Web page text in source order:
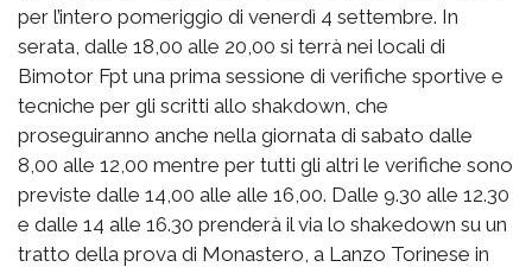
per l’intero pomeriggio di venerdì 4 settembre. In
serata, dalle 18,00 alle 20,00 si terrà nei locali di
Bimotor Fpt una prima sessione di verifiche sportive e
tecniche per gli scritti allo shakdown, che
proseguiranno anche nella giornata di sabato dalle
8,00 alle 12,00 mentre per tutti gli altri le verifiche sono
previste dalle 14,00 alle alle 16,00. Dalle 9.30 alle 12.30
e dalle 14 alle 16.30 prenderà il via lo shakedown su un
tratto della prova di Monastero, a Lanzo Torinese in